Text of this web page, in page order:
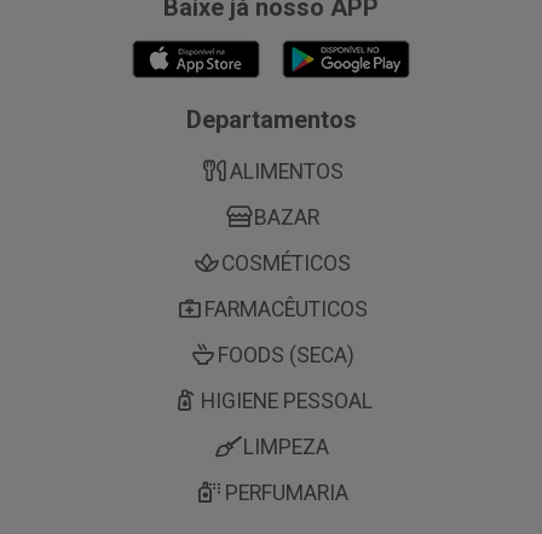
Baixe já nosso APP
Departamentos
ALIMENTOS
BAZAR
COSMÉTICOS
FARMACÊUTICOS
FOODS (SECA)
HIGIENE PESSOAL
LIMPEZA
PERFUMARIA